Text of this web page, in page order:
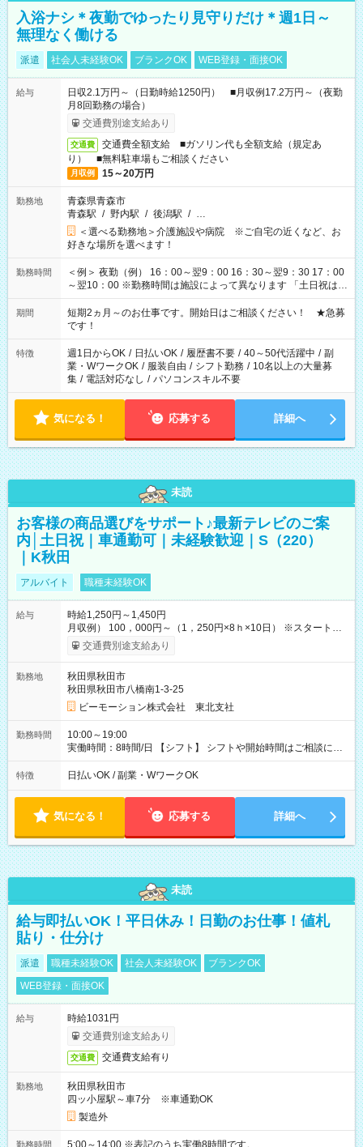
入浴ナシ＊夜勤でゆったり見守りだけ＊週1日～
無理なく働ける
派遣 社会人未経験OK ブランクOK WEB登録・面接OK
給与
日収2.1万円～（日勤時給1250円） ■月収例17.2万円～（夜勤
月8回勤務の場合）
交通費別途支給あり
交通費
交通費全額支給 ■ガソリン代も全額支給（規定あ
り） ■無料駐車場もご相談ください
月収例 15～20万円
勤務地
青森県青森市
青森駅 / 野内駅 / 後潟駅 / …
＜選べる勤務地＞介護施設や病院 ※ご自宅の近くなど、お
好きな場所を選べます！
勤務時間
＜例＞ 夜勤（例） 16：00～翌9：00 16：30～翌9：30 17：00
～翌10：00 ※勤務時間は施設によって異なります 「土日祝は休
みたい」 「しっかり稼ぎたい」 「もう少し遅い時間から始めた
い」など ご希望にあったお仕事をご案内いたします。 ※未経験
の方の場合は1～2ヶ月間は日中での仕事を経験いただき、 お
仕事に慣れてからの夜勤になります。 ★家庭の都合でお休みが
必要な場合も遠慮なくご相談ください。
期間
短期2ヵ月～のお仕事です。開始日はご相談ください！ ★急募
です！
特徴 週1日からOK / 日払いOK / 履歴書不要 / 40～50代活躍中 / 副
業・WワークOK / 服装自由 / シフト勤務 / 10名以上の大量募
集 / 電話対応なし / パソコンスキル不要
気になる！ 応募する 詳細へ
未読
お客様の商品選びをサポート♪最新テレビのご案
内│土日祝｜車通勤可｜未経験歓迎｜S（220）
｜K秋田
アルバイト 職種未経験OK
給与
時給1,250円～1,450円
月収例） 100，000円～（1，250円×8ｈ×10日） ※スタート時
給は経験・能力等を考慮 【給与支給日】 月末締めの翌月15日払
い ＊15日が土日祝の場合は前日の平日 ＊日払いも選べます！
場合ガソリン代を支給（勤務地などの条件・規定あり） 【試用
期間】試用期間なし
交通費別途支給あり
勤務地
秋田県秋田市
秋田県秋田市八橋南1-3-25
ビーモーション株式会社 東北支社
勤務時間
10:00～19:00
実働時間：8時間/日 【シフト】 シフトや開始時間はご相談に応
じます。 【休憩】 休憩60分 ※昼40分/夕方20分 【残業】 残業は
ほぼありません。
特徴 日払いOK / 副業・WワークOK
気になる！ 応募する 詳細へ
未読
給与即払いOK！平日休み！日勤のお仕事！値札
貼り・仕分け
派遣 職種未経験OK 社会人未経験OK
ブランクOK
WEB登録・面接OK
給与
時給1031円
交通費別途支給あり
交通費 交通費支給有り
勤務地
秋田県秋田市
四ッ小屋駅～車7分 ※車通勤OK
製造外
勤務時間 5:00～14:00 ※表記のうち実働8時間です。